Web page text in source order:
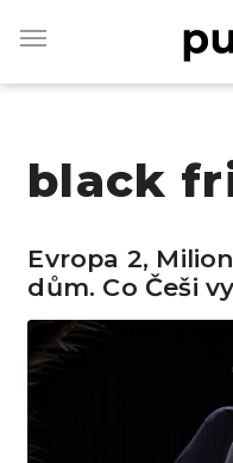
main
black
Evropa 2,
dům. Co Češi
Vyhledávejte na